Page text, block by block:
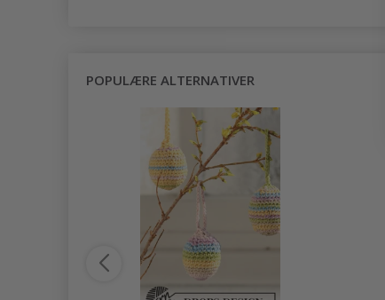
POPULÆRE ALTERNATIVER